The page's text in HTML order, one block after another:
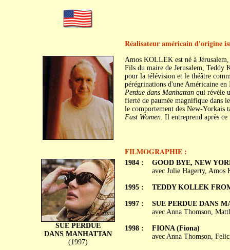
Réalisateur américain d'origine
Amos KOLLEK est né à
Fils du maire de Jerusalem,
pour la télévision et le théâtre
pérégrinations d'une Américaine
Perdue dans Manhattanqui révèle
fierté de paumée magnifique dans
le comportement des New-Yorkais
Fast Women. Il entreprend après
FILMOGRAPHIE :
SUE PERDUE
DANS MANHATTAN
(1997)
1984 :
1995 :
1997 :
1998 :
GOOD BYE, NEW
avec Julie Hagerty, Amos
TEDDY KOLLEK
SUE PERDUE DANS
avec Anna Thomson,
FIONA (Fiona)
avec Anna Thomson,